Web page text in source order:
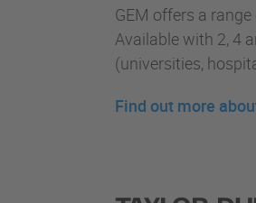
GEM offers a
Available with 2, 4
(universities,
Find out more